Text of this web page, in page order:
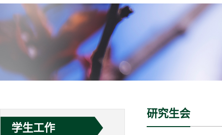
学生工作
研究生会